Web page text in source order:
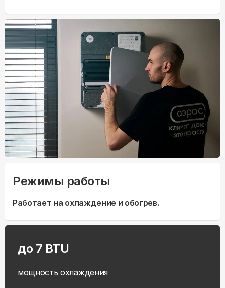
Режимы работы
Работает на охлаждение и обогрев.
до 7 BTU
мощность охлаждения